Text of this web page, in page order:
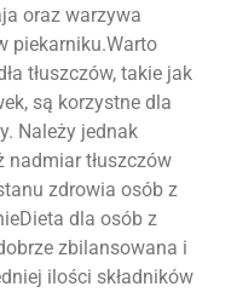
oraz warzywa
piekarniku.Warto
tłuszczów, takie jak
są korzystne dla
Należy jednak
nadmiar tłuszczów
zdrowia osób z
dla osób z
zbilansowana i
ilości składników